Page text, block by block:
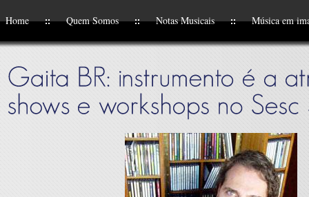
Home Quem Somos Notas Musicais Música em